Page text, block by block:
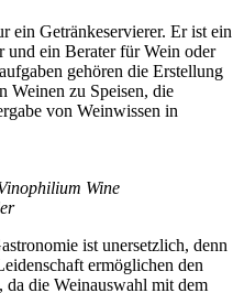
ein Getränkeservierer. Er ist ein
und ein Berater für Wein oder
gehören die Erstellung
Weinen zu Speisen, die
von Weinwissen in
Wine
ist unersetzlich, denn
ermöglichen den
da die Weinauswahl mit dem